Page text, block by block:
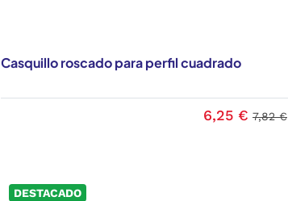
Casquillo roscado para perfil cuadrado
6,25 € 7,82 €
DESTACADO